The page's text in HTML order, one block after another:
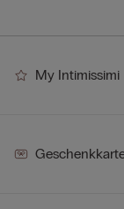
My Intimissimi